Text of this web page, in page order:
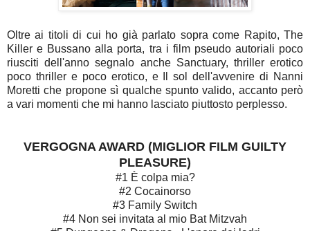
Oltre ai titoli di cui ho già parlato sopra come Rapito, The
Killer e Bussano alla porta, tra i film pseudo autoriali poco
riusciti dell'anno segnalo anche Sanctuary, thriller erotico
poco thriller e poco erotico, e Il sol dell'avvenire di Nanni
Moretti che propone sì qualche spunto valido, accanto però
a vari momenti che mi hanno lasciato piuttosto perplesso.
VERGOGNA AWARD (MIGLIOR FILM GUILTY
PLEASURE)
#1 È colpa mia?
#2 Cocainorso
#3 Family Switch
#4 Non sei invitata al mio Bat Mitzvah